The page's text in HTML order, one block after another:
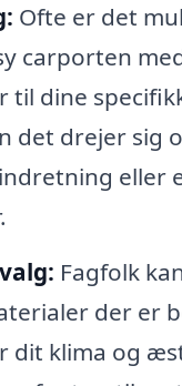
Ofte er det
carporten
til dine
det drejer sig
eller
Fagfolk
der er
dit klima og